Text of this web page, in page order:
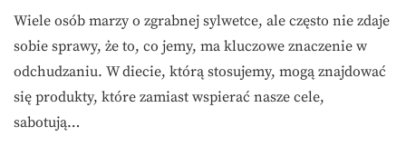
Wiele osób marzy o zgrabnej sylwetce, ale często nie zdaje
sobie sprawy, że to, co jemy, ma kluczowe znaczenie w
odchudzaniu. W diecie, którą stosujemy, mogą znajdować
się produkty, które zamiast wspierać nasze cele,
sabotują…